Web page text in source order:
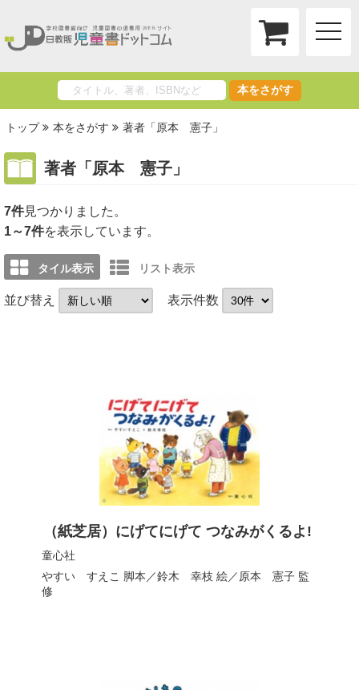
toggle
本をさがす
トップ 本をさがす 著者「原本 憲子」
著者「原本 憲子」
7件
1～7件を表示しています。
タイル表示 リスト表示
並び替え 表示件数
（紙芝居）にげてにげて つなみがくるよ!
童心社
やすい すえこ 脚本／鈴木 幸枝 絵／ 原本 憲子監
修